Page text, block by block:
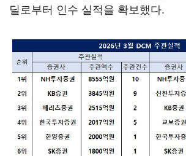
딜로부터 인수 실적을 확보했다.